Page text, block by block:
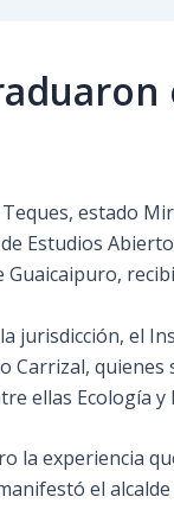
estado
Estudios
jurisdicción, el
Carrizal,
ellas Ecología
la experiencia
el